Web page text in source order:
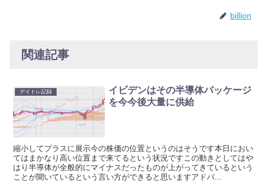
billion
関連記事
デイトレ記録
イビデンはその半導体パッケージ
を今今後大量に供給
縮小してプラスに展示今の株価の位置というのはそうです本日におい
てはまかなり高い位置まで来てるという状況ですこの動きとしてはや
はり半導体が全般的にマイナスだったものが上がってきているという
ことが聞いているという言い方ができると思いますアドバ...